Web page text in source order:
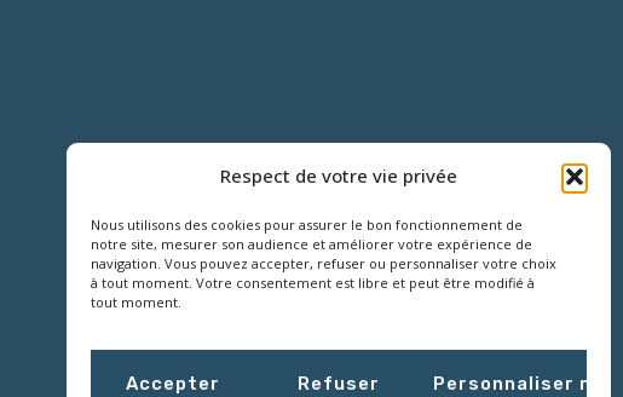
Respect de votre vie privée
Nous utilisons des cookies pour assurer le bon fonctionnement de
notre site, mesurer son audience et améliorer votre expérience de
navigation. Vous pouvez accepter, refuser ou personnaliser votre choix
à tout moment. Votre consentement est libre et peut être modifié à
tout moment.
Accepter Refuser Personnaliser